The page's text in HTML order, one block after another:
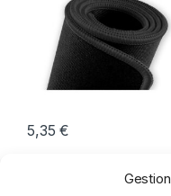
5,35€